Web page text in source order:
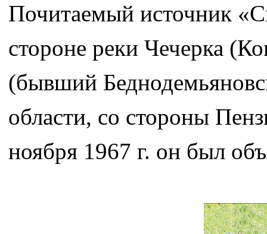
Почитаемый источник
стороне реки Чечерка
(бывший
области, со стороны
ноября 1967 г. он был